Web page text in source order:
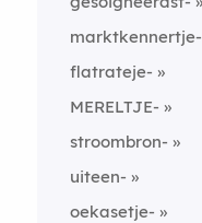
marktkennertje-
flatrateje-
MERELTJE-
stroombron-
uiteen-
oekasetje-